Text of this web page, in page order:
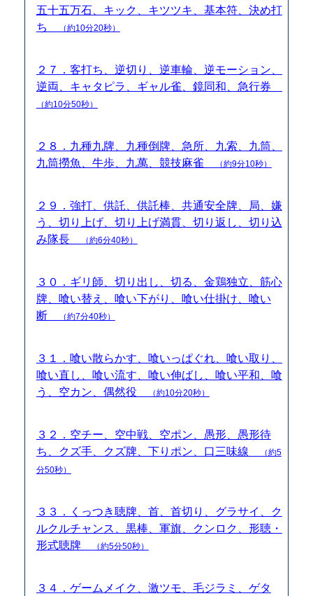
五十五万石、キック、キツツキ、基本符、決め打
ち
（約10分20秒）
２７．客打ち、逆切り、逆車輪、逆モーション、
逆両、キャタピラ、ギャル雀、鏡同和、急行券
（約10分50秒）
２８．九種九牌、九種倒牌、急所、九索、九筒、
九筒撈魚、牛歩、九萬、競技麻雀
（約9分10秒）
２９．強打、供託、供託棒、共通安全牌、局、嫌
う、切り上げ、切り上げ満貫、切り返し、切り込
み隊長
（約6分40秒）
３０．ギリ師、切り出し、切る、金鶏独立、筋心
牌、喰い替え、喰い下がり、喰い仕掛け、喰い
断
（約7分40秒）
３１．喰い散らかす、喰いっぱぐれ、喰い取り、
喰い直し、喰い流す、喰い伸ばし、喰い平和、喰
う、空カン、偶然役
（約10分20秒）
３２．空チー、空中戦、空ポン、愚形、愚形待
ち、クズ手、クズ牌、下りポン、口三味線
（約5
分50秒）
３３．くっつき聴牌、首、首切り、グラサイ、ク
ルクルチャンス、黒棒、軍旗、クンロク、形聴・
形式聴牌
（約5分50秒）
３４．ゲームメイク、激ツモ、毛ジラミ、ゲタ